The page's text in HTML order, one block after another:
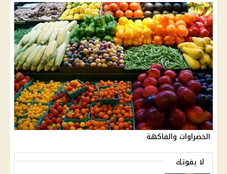
الخضراوات والفاكهة
لا يفوتك